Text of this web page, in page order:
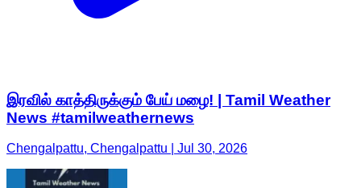
இரவில் காத்திருக்கும் பேய் மழை! | Tamil Weather
News #tamilweathernews
Chengalpattu, Chengalpattu | Jul 30, 2026